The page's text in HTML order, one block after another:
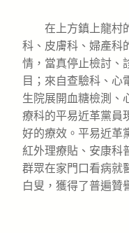
在上方鎮上龍村的
科、皮膚科、婦產科
情，當真停止檢討、
目；來自查驗科、心
生院展開血糖檢測、
療科的平易近革黨員
好的療效。平易近革
紅外理療貼、安康科
群眾在家門口看病就
白叟，獲得了普遍贊